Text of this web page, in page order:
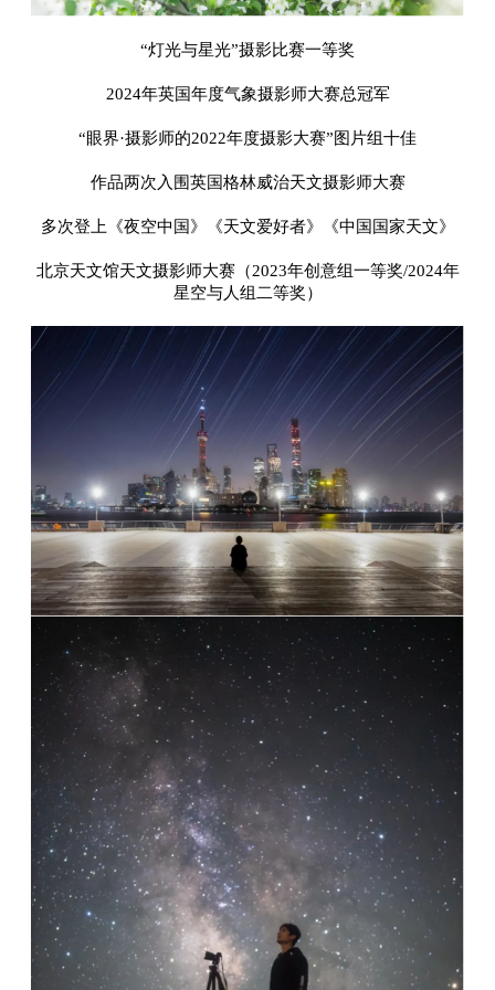
“灯光与星光”摄影比赛一等奖
2024年英国年度气象摄影师大赛总冠军
“眼界·摄影师的2022年度摄影大赛”图片组十佳
作品两次入围英国格林威治天文摄影师大赛
多次登上《夜空中国》《天文爱好者》《中国国家天文》
北京天文馆天文摄影师大赛（2023年创意组一等奖/2024年
星空与人组二等奖）